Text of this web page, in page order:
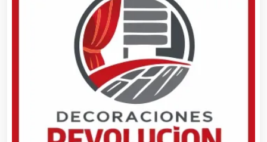
Artículos Deportivos
Artículos Importados
Artículos para el Hogar